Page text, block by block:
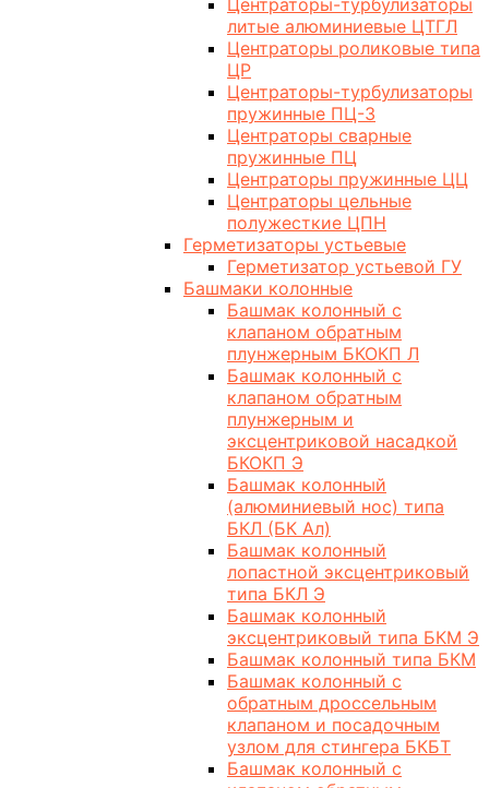
Центраторы-турбулизаторы
литые алюминиевые ЦТГЛ
Центраторы роликовые типа
ЦР
Центраторы-турбулизаторы
пружинные ПЦ-3
Центраторы сварные
пружинные ПЦ
Центраторы пружинные ЦЦ
Центраторы цельные
полужесткие ЦПН
Герметизаторы устьевые
Герметизатор устьевой ГУ
Башмаки колонные
Башмак колонный с
клапаном обратным
плунжерным БКОКП Л
Башмак колонный с
клапаном обратным
плунжерным и
эксцентриковой насадкой
БКОКП Э
Башмак колонный
(алюминиевый нос) типа
БКЛ (БК Ал)
Башмак колонный
лопастной эксцентриковый
типа БКЛ Э
Башмак колонный
эксцентриковый типа БКМ Э
Башмак колонный типа БКМ
Башмак колонный с
обратным дроссельным
клапаном и посадочным
узлом для стингера БКБТ
Башмак колонный с